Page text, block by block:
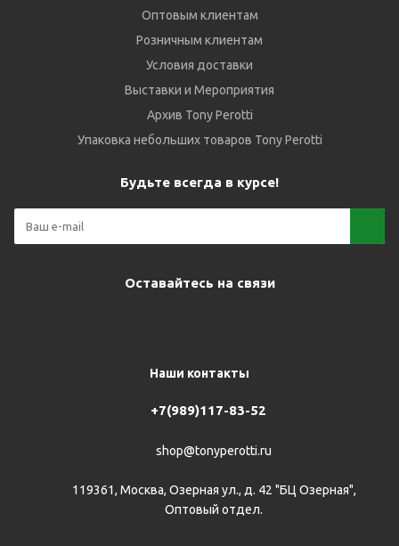
Оптовым клиентам
Розничным клиентам
Условия доставки
Выставки и Мероприятия
Архив Tony Perotti
Упаковка небольших товаров Tony Perotti
Будьте всегда в курсе!
Оставайтесь на связи
Наши контакты
+7(989)117-83-52
shop@tonyperotti.ru
119361, Москва, Озерная ул., д. 42 "БЦ Озерная",
Оптовый отдел.